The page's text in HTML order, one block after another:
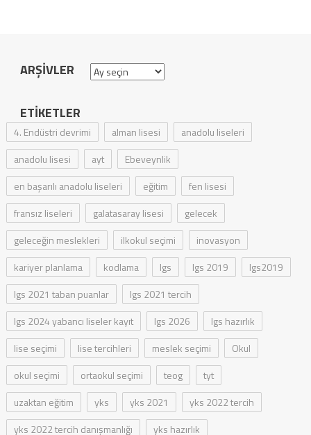
ARŞIVLER Arşivler
ETIKETLER
4. Endüstri devrimi alman lisesi
anadolu liseleri
anadolu lisesi
ayt
Ebeveynlik
en başarılı anadolu liseleri
eğitim
fen lisesi
fransız liseleri
galatasaray lisesi
gelecek
geleceğin meslekleri
ilkokul seçimi
inovasyon
kariyer planlama
kodlama lgs lgs 2019
lgs2019
lgs 2021 taban puanlar
lgs 2021 tercih
lgs 2024 yabancı liseler kayıt
lgs 2026
lgs hazırlık
lise seçimi
lise tercihleri meslek seçimi
Okul
okul seçimi
ortaokul seçimi teog
tyt
uzaktan eğitim
yks yks 2021
yks 2022 tercih
yks 2022 tercih danışmanlığı
yks hazırlık